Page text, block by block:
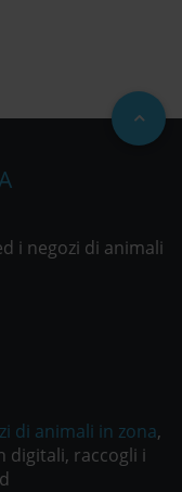
i negozi di animali
di animali in zona,
digitali, raccogli i